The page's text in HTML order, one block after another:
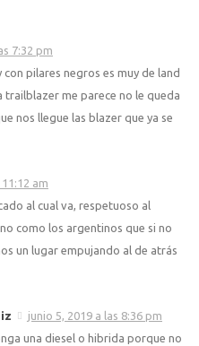
7:32 pm
pilares negros es muy de land
me parece no le queda
nos llegue las blazer que ya se
am
al cual va, respetuoso al
como los argentinos que si no
un lugar empujando al de atrás
junio 5, 2019 a las 8:36 pm
una diesel o hibrida porque no